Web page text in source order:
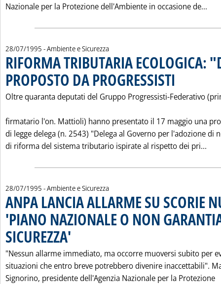
Nazionale per la Protezione dell'Ambiente in occasione de...
28/07/1995 - Ambiente e Sicurezza
RIFORMA TRIBUTARIA ECOLOGICA:
PROPOSTO DA PROGRESSISTI
Oltre quaranta deputati del Gruppo Progressisti-Federativo
firmatario l'on. Mattioli) hanno presentato il 17 maggio una
di legge delega (n. 2543) "Delega al Governo per l'adozione di
di riforma del sistema tributario ispirate al rispetto dei pri...
28/07/1995 - Ambiente e Sicurezza
ANPA LANCIA ALLARME SU SCORIE
'PIANO NAZIONALE O NON
SICUREZZA'
"Nessun allarme immediato, ma occorre muoversi subito per
situazioni che entro breve potrebbero divenire inaccettabili".
Signorino, presidente dell'Agenzia Nazionale per la Protezione